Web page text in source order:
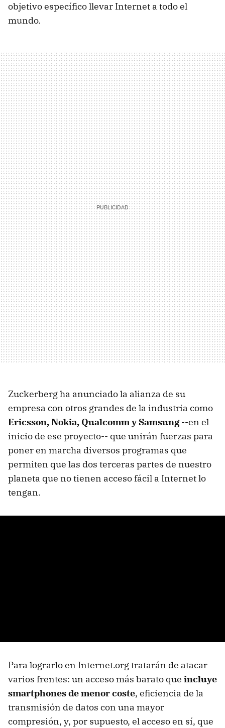
objetivo específico llevar Internet a todo el
mundo.
Zuckerberg ha anunciado la alianza de su
empresa con otros grandes de la industria como
Ericsson, Nokia, Qualcomm y Samsung--en el
inicio de ese proyecto-- que unirán fuerzas para
poner en marcha diversos programas que
permiten que las dos terceras partes de nuestro
planeta que no tienen acceso fácil a Internet lo
tengan.
Para lograrlo en Internet.org tratarán de atacar
varios frentes: un acceso más barato que incluye
smartphones de menor coste, eficiencia de la
transmisión de datos con una mayor
compresión, y, por supuesto, el acceso en sí, que